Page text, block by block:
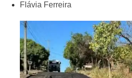
Flávia Ferreira